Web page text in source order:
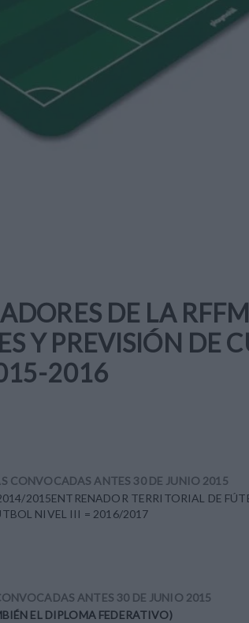
DE LA RFFM
Y PREVISIÓN DE
2016
CONVOCADAS ANTES 30 DE JUNIO 2015
2015ENTRENADOR TERRITORIAL DE
NIVEL III = 2016/2017
ANTES 30 DE JUNIO 2015
EL DIPLOMA FEDERATIVO)